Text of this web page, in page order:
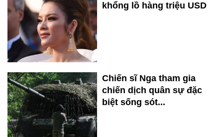
khổng lồ hàng triệu USD
Chiến sĩ Nga tham gia
chiến dịch quân sự đặc
biệt sống sót...